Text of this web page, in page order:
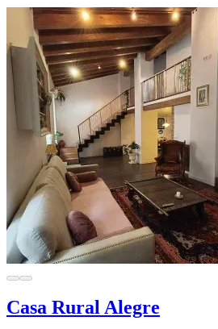
Casa Rural Alegre